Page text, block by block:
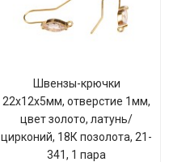
Швензы-крючки
22х12х5мм, отверстие 1мм,
цвет золото, латунь/
цирконий, 18К позолота, 21-
341, 1 пара